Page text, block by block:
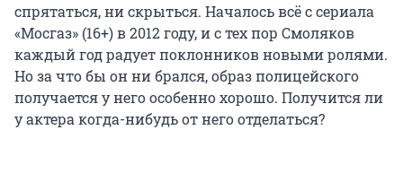
спрятаться, ни скрыться. Началось всё с сериала
«Мосгаз» (16+) в 2012 году, и с тех пор Смоляков
каждый год радует поклонников новыми ролями.
Но за что бы он ни брался, образ полицейского
получается у него особенно хорошо. Получится ли
у актера когда-нибудь от него отделаться?